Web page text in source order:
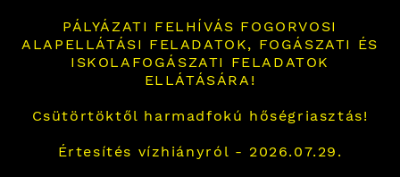
PÁLYÁZATI FELHÍVÁS FOGORVOSI
ALAPELLÁTÁSI FELADATOK, FOGÁSZATI ÉS
ISKOLAFOGÁSZATI FELADATOK
ELLÁTÁSÁRA!
Csütörtöktől harmadfokú hőségriasztás!
Értesítés vízhiányról - 2026.07.29.